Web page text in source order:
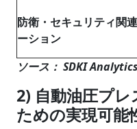
防衛・セキュリティ関
ーション
ソース： SDKI
2) 自動油圧プ
ための実現可能